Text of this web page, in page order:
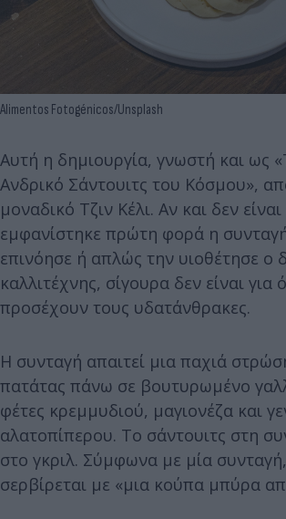
Alimentos Fotogénicos/Unsplash
Αυτή η δημιουργία, γνωστή και ως
Ανδρικό Σάντουιτς του Κόσμου»,
μοναδικό Τζιν Κέλι. Αν και δεν
εμφανίστηκε πρώτη φορά η
επινόησε ή απλώς την υιοθέτησε ο
καλλιτέχνης, σίγουρα δεν είναι για
προσέχουν τους υδατάνθρακες.
Η συνταγή απαιτεί μια παχιά
πατάτας πάνω σε βουτυρωμένο
φέτες κρεμμυδιού, μαγιονέζα και
αλατοπίπερου. Το σάντουιτς στη
στο γκριλ. Σύμφωνα με μία
σερβίρεται με «μια κούπα μπύρα